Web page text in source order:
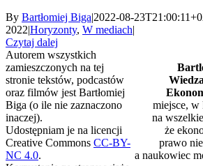
By Bartłomiej Biga|2022-08-
2022|Horyzonty, W mediach|
Czytaj dalej
miejsce, w
na
że
prawo
a naukowiec
Autorem wszystkich
zamieszczonych na tej
stronie tekstów, podcastów
oraz filmów jest Bartłomiej
Biga (o ile nie zaznaczono
inaczej).
Udostępniam je na licencji
Creative Commons CC-BY-
NC 4.0.